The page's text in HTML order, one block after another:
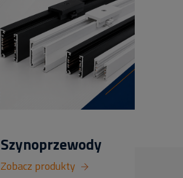
Szynoprzewody
Zobacz produkty